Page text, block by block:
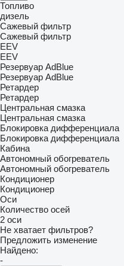
Топливо
дизель
Сажевый фильтр
Сажевый фильтр
EEV
EEV
Резервуар AdBlue
Резервуар AdBlue
Ретардер
Ретардер
Центральная смазка
Центральная смазка
Блокировка дифференциала
Блокировка дифференциала
Кабина
Автономный обогреватель
Автономный обогреватель
Кондиционер
Кондиционер
Оси
Количество осей
2 оси
Не хватает фильтров?
Предложить изменение
Найдено:
-